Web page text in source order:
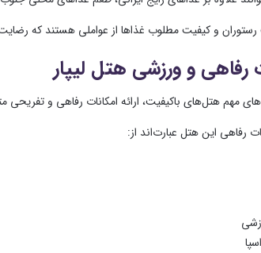
و کیفیت مطلوب غذاها از عواملی هستند که رضایت
رفاهی و ورزشی هتل لیپار
مهم هتل‌های باکیفیت، ارائه امکانات رفاهی و
رفاهی این هتل عبارت‌اند از: